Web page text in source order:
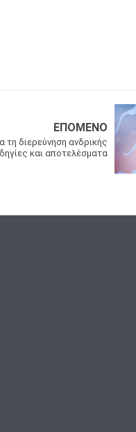
ΕΠΌΜΕΝΟ
τη διερεύνηση ανδρικής
και αποτελέσματα